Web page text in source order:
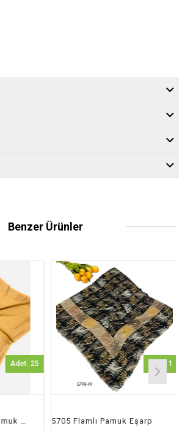
Benzer Ürünler
5560 Kenar Şeritli Pamuk Eşarp
Adet: 25
5705 Flamlı Pamuk Eşarp
Adet: 1